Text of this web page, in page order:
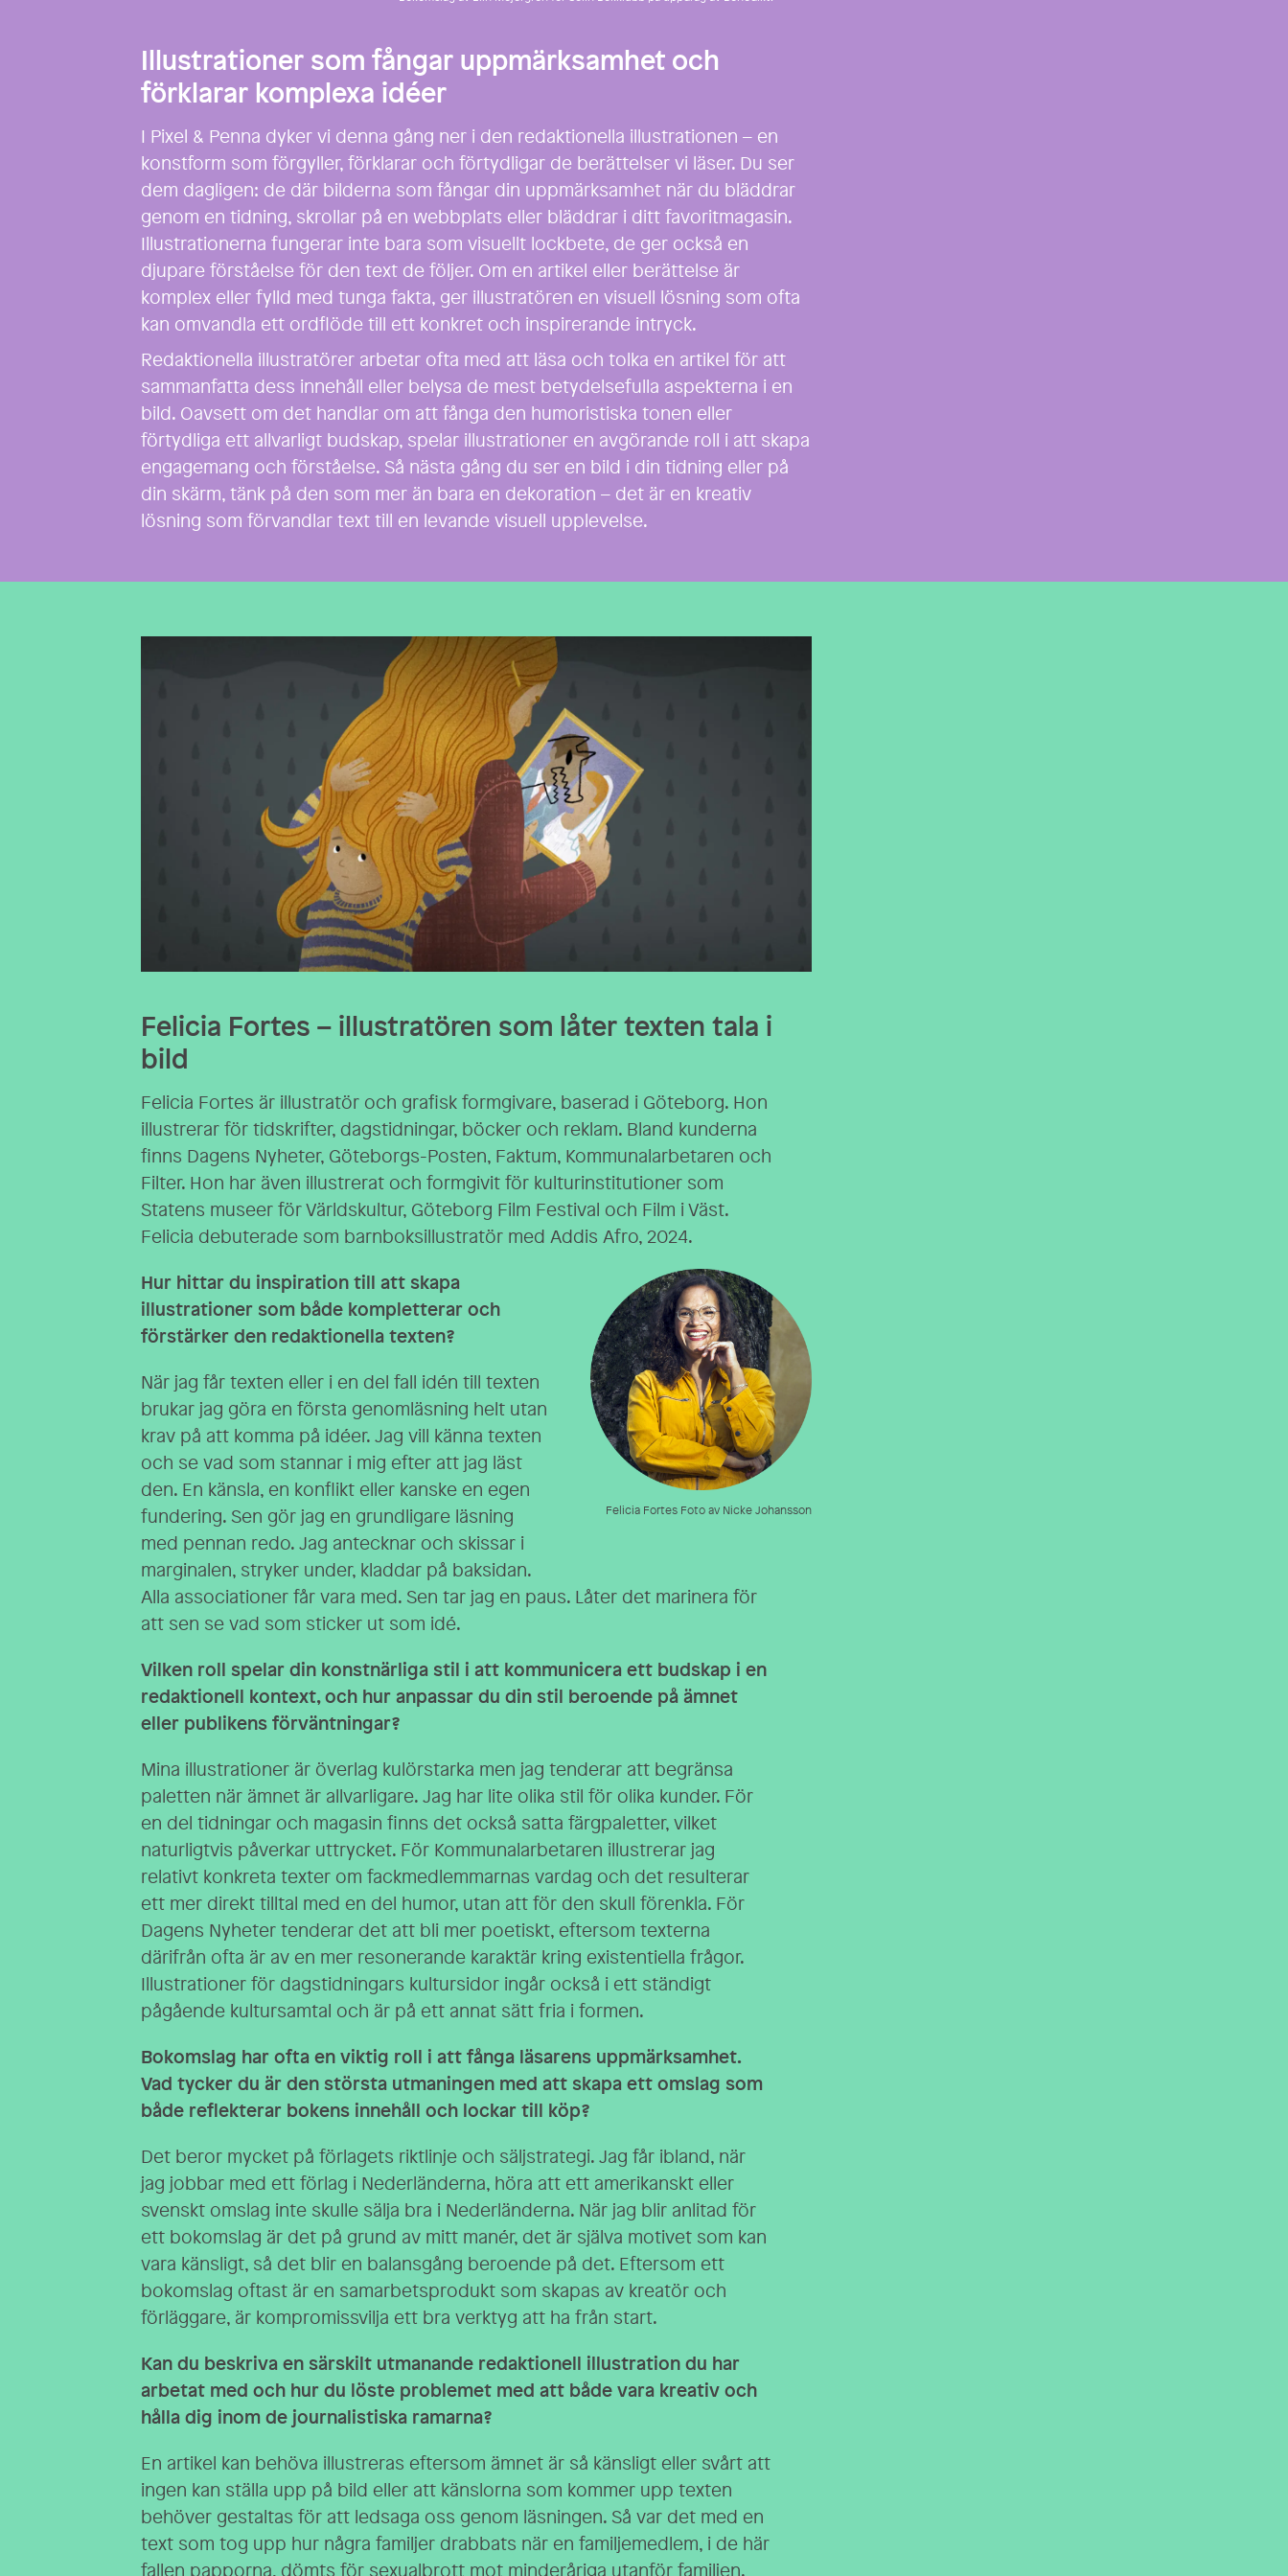
Illustrationer som fångar uppmärksamhet och
förklarar komplexa idéer
I Pixel & Penna dyker vi denna gång ner i den redaktionella illustrationen – en
konstform som förgyller, förklarar och förtydligar de berättelser vi läser. Du ser
dem dagligen: de där bilderna som fångar din uppmärksamhet när du bläddrar
genom en tidning, skrollar på en webbplats eller bläddrar i ditt favoritmagasin.
Illustrationerna fungerar inte bara som visuellt lockbete, de ger också en
djupare förståelse för den text de följer. Om en artikel eller berättelse är
komplex eller fylld med tunga fakta, ger illustratören en visuell lösning som ofta
kan omvandla ett ordflöde till ett konkret och inspirerande intryck.
Redaktionella illustratörer arbetar ofta med att läsa och tolka en artikel för att
sammanfatta dess innehåll eller belysa de mest betydelsefulla aspekterna i en
bild. Oavsett om det handlar om att fånga den humoristiska tonen eller
förtydliga ett allvarligt budskap, spelar illustrationer en avgörande roll i att skapa
engagemang och förståelse. Så nästa gång du ser en bild i din tidning eller på
din skärm, tänk på den som mer än bara en dekoration – det är en kreativ
lösning som förvandlar text till en levande visuell upplevelse.
Felicia Fortes – illustratören som låter texten tala i
bild
Felicia Fortes är illustratör och grafisk formgivare, baserad i Göteborg. Hon
illustrerar för tidskrifter, dagstidningar, böcker och reklam. Bland kunderna
finns Dagens Nyheter, Göteborgs-Posten, Faktum, Kommunalarbetaren och
Filter. Hon har även illustrerat och formgivit för kulturinstitutioner som
Statens museer för Världskultur, Göteborg Film Festival och Film i Väst.
Felicia debuterade som barnboksillustratör med Addis Afro, 2024.
Felicia Fortes Foto av Nicke Johansson
Hur hittar du inspiration till att skapa
illustrationer som både kompletterar och
förstärker den redaktionella texten?
När jag får texten eller i en del fall idén till texten
brukar jag göra en första genomläsning helt utan
krav på att komma på idéer. Jag vill känna texten
och se vad som stannar i mig efter att jag läst
den. En känsla, en konflikt eller kanske en egen
fundering. Sen gör jag en grundligare läsning
med pennan redo. Jag antecknar och skissar i
marginalen, stryker under, kladdar på baksidan.
Alla associationer får vara med. Sen tar jag en paus. Låter det marinera för
att sen se vad som sticker ut som idé.
Vilken roll spelar din konstnärliga stil i att kommunicera ett budskap i en
redaktionell kontext, och hur anpassar du din stil beroende på ämnet
eller publikens förväntningar?
Mina illustrationer är överlag kulörstarka men jag tenderar att begränsa
paletten när ämnet är allvarligare. Jag har lite olika stil för olika kunder. För
en del tidningar och magasin finns det också satta färgpaletter, vilket
naturligtvis påverkar uttrycket. För Kommunalarbetaren illustrerar jag
relativt konkreta texter om fackmedlemmarnas vardag och det resulterar
ett mer direkt tilltal med en del humor, utan att för den skull förenkla. För
Dagens Nyheter tenderar det att bli mer poetiskt, eftersom texterna
därifrån ofta är av en mer resonerande karaktär kring existentiella frågor.
Illustrationer för dagstidningars kultursidor ingår också i ett ständigt
pågående kultursamtal och är på ett annat sätt fria i formen.
Bokomslag har ofta en viktig roll i att fånga läsarens uppmärksamhet.
Vad tycker du är den största utmaningen med att skapa ett omslag som
både reflekterar bokens innehåll och lockar till köp?
Det beror mycket på förlagets riktlinje och säljstrategi. Jag får ibland, när
jag jobbar med ett förlag i Nederländerna, höra att ett amerikanskt eller
svenskt omslag inte skulle sälja bra i Nederländerna. När jag blir anlitad för
ett bokomslag är det på grund av mitt manér, det är själva motivet som kan
vara känsligt, så det blir en balansgång beroende på det. Eftersom ett
bokomslag oftast är en samarbetsprodukt som skapas av kreatör och
förläggare, är kompromissvilja ett bra verktyg att ha från start.
Kan du beskriva en särskilt utmanande redaktionell illustration du har
arbetat med och hur du löste problemet med att både vara kreativ och
hålla dig inom de journalistiska ramarna?
En artikel kan behöva illustreras eftersom ämnet är så känsligt eller svårt att
ingen kan ställa upp på bild eller att känslorna som kommer upp texten
behöver gestaltas för att ledsaga oss genom läsningen. Så var det med en
text som tog upp hur några familjer drabbats när en familjemedlem, i de här
fallen papporna, dömts för sexualbrott mot minderåriga utanför familjen.